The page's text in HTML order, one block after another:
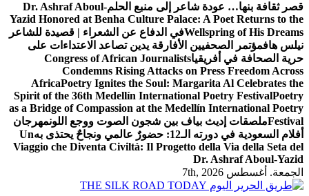
قصر ثقافة بنها… عودة شاعر إلى منبع الحلمDr. Ashraf Aboul-
Yazid Honored at Benha Culture Palace: A Poet Returns to the
Wellspring of His Dreamsفي الدفاع عن الشعراء | قصيدة للشاعر
نيلس هافمؤتمر الصحفيين الأفارقة يدين تصاعد الاعتداءات على
حرية الصحافة في أفريقياCongress of African Journalists
Condemns Rising Attacks on Press Freedom Across
AfricaPoetry Ignites the Soul: Margarita Al Celebrates the
Spirit of the 36th Medellín International Poetry FestivalPoetry
as a Bridge of Compassion at the Medellín International Poetry
Festivalملصقات إديث بياف بين شجون الصوت ووجع اللونمهرجان
أفلام السعودية في دورته الـ12: حضورٌ عالمي ونجاحٌ يحتذى به
Un
Viaggio che Diventa Civiltà: Il Progetto della Via della Seta del
Dr. Ashraf Aboul-Yazid
الجمعة. أغسطس 7th, 2026